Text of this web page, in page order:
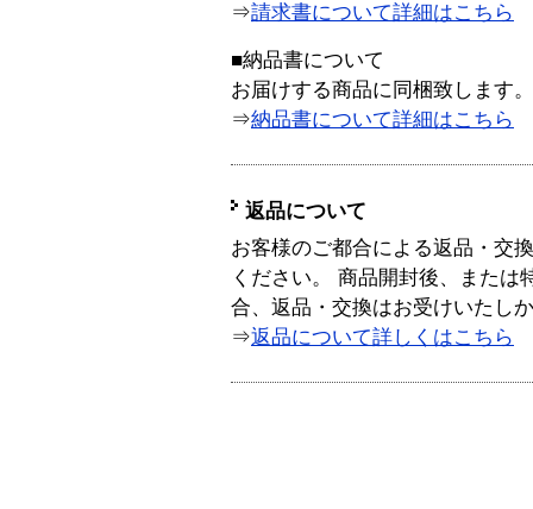
⇒請求書について詳細はこちら
■納品書について
お届けする商品に同梱致します。
⇒納品書について詳細はこちら
返品について
お客様のご都合による返品・交
ください。 商品開封後、または
合、返品・交換はお受けいたし
⇒返品について詳しくはこちら